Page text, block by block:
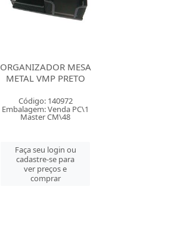
ORGANIZADOR MESA
METAL VMP PRETO
Código: 140972
Embalagem: Venda PC\1
Master CM\48
Faça seu login ou
cadastre-se para
ver preços e
comprar